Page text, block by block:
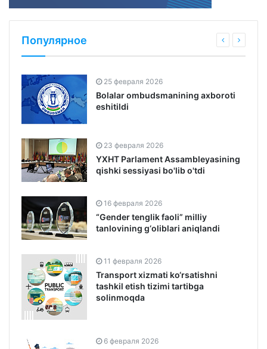
Популярное
25 февраля 2026
Bolalar ombudsmanining axboroti
eshitildi
23 февраля 2026
YXHT Parlament Assambleyasining
qishki sessiyasi bo'lib o'tdi
16 февраля 2026
“Gender tenglik faoli” milliy
tanlovining g‘oliblari aniqlandi
11 февраля 2026
Transport xizmati ko‘rsatishni
tashkil etish tizimi tartibga
solinmoqda
6 февраля 2026